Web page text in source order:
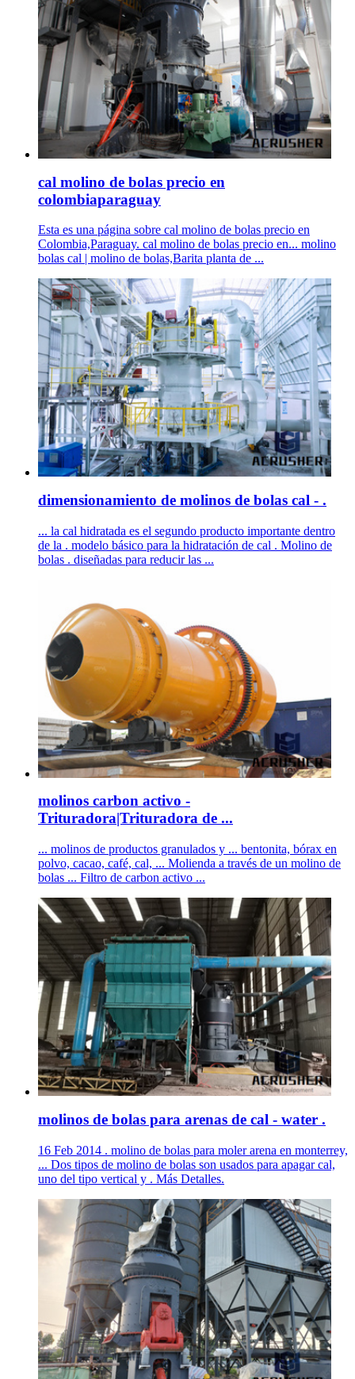
cal molino de bolas precio en
colombiaparaguay
Esta es una página sobre cal molino de bolas precio en
Colombia,Paraguay. cal molino de bolas precio en... molino
bolas cal | molino de bolas,Barita planta de ...
dimensionamiento de molinos de bolas cal - .
... la cal hidratada es el segundo producto importante dentro
de la . modelo básico para la hidratación de cal . Molino de
bolas . diseñadas para reducir las ...
molinos carbon activo -
Trituradora|Trituradora de ...
... molinos de productos granulados y ... bentonita, bórax en
polvo, cacao, café, cal, ... Molienda a través de un molino de
bolas ... Filtro de carbon activo ...
molinos de bolas para arenas de cal - water .
16 Feb 2014 . molino de bolas para moler arena en monterrey,
... Dos tipos de molino de bolas son usados para apagar cal,
uno del tipo vertical y . Más Detalles.